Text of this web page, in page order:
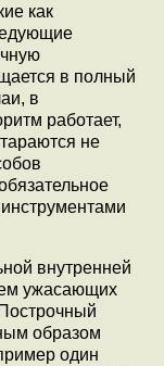
как
в полный
в
работает,
не
внутренней
ужасающих
образом
один